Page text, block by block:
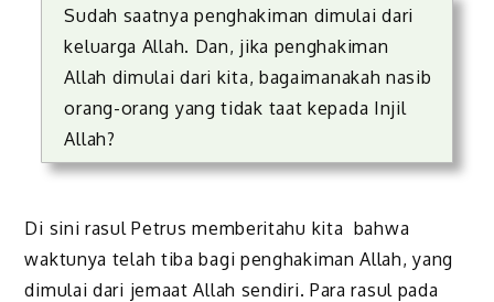
Sudah saatnya penghakiman dimulai dari
keluarga Allah. Dan, jika penghakiman
Allah dimulai dari kita, bagaimanakah nasib
orang-orang yang tidak taat kepada Injil
Allah?
Di sini rasul Petrus memberitahu kita bahwa
waktunya telah tiba bagi penghakiman Allah, yang
dimulai dari jemaat Allah sendiri. Para rasul pada